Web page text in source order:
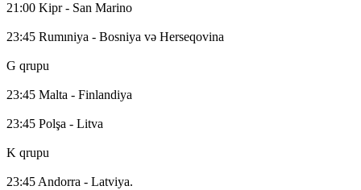
21:00 Kipr - San Marino
23:45 Rumıniya - Bosniya və Herseqovina
G qrupu
23:45 Malta - Finlandiya
23:45 Polşa - Litva
K qrupu
23:45 Andorra - Latviya.